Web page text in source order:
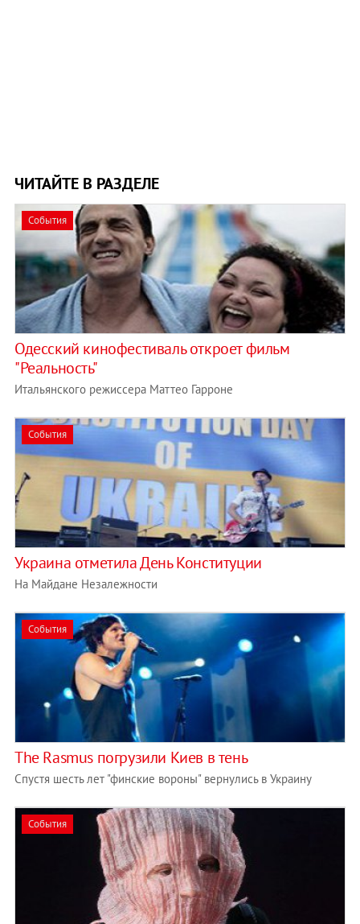
ЧИТАЙТЕ В РАЗДЕЛЕ
События
Одесский кинофестиваль откроет фильм
"Реальность"
Итальянского режиссера Маттео Гарроне
События
Украина отметила День Конституции
На Майдане Незалежности
События
The Rasmus погрузили Киев в тень
Спустя шесть лет "финские вороны" вернулись в Украину
События